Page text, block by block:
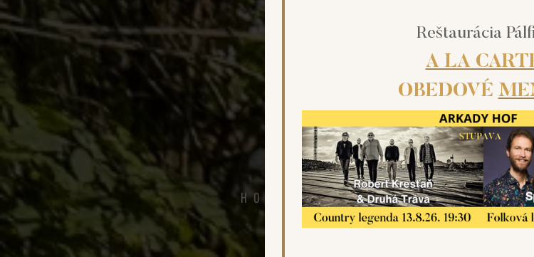
Hotel, kde sa tradícia
Reštaurácia
A LA
OBEDOVÉ